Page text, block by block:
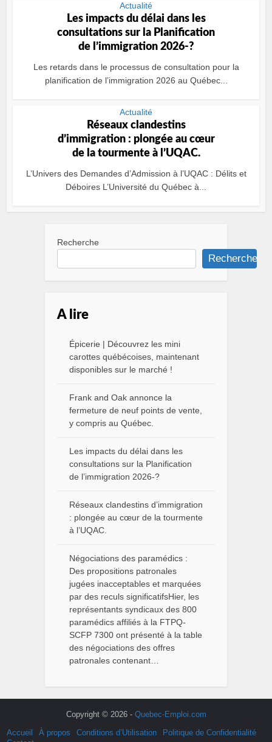
Actualité
Les impacts du délai dans les
consultations sur la Planification
de l’immigration 2026-?
Les retards dans le processus de consultation pour la
planification de l’immigration 2026 au Québec...
Actualité
Réseaux clandestins
d’immigration : plongée au cœur
de la tourmente à l’UQAC.
L’Univers des Demandes d’Admission à l’UQAC : Délits et
Déboires L’Université du Québec à...
Recherche
Recherche
A lire
Épicerie | Découvrez les mini
carottes québécoises, maintenant
disponibles sur le marché !
Frank and Oak annonce la
fermeture de neuf points de vente,
y compris au Québec.
Les impacts du délai dans les
consultations sur la Planification
de l’immigration 2026-?
Réseaux clandestins d’immigration
: plongée au cœur de la tourmente
à l’UQAC.
Négociations des paramédics :
Des propositions patronales
jugées inacceptables et marquées
par des reculs significatifsHier, les
représentants syndicaux des 800
paramédics affiliés à la FTPQ-
SCFP 7300 ont présenté à la table
des négociations des offres
patronales contenant…
Copyright © 2026 - Quebec-Emploi.com
Accueil
À propos Conditions d’Utilisation
Politique de Confidentialité